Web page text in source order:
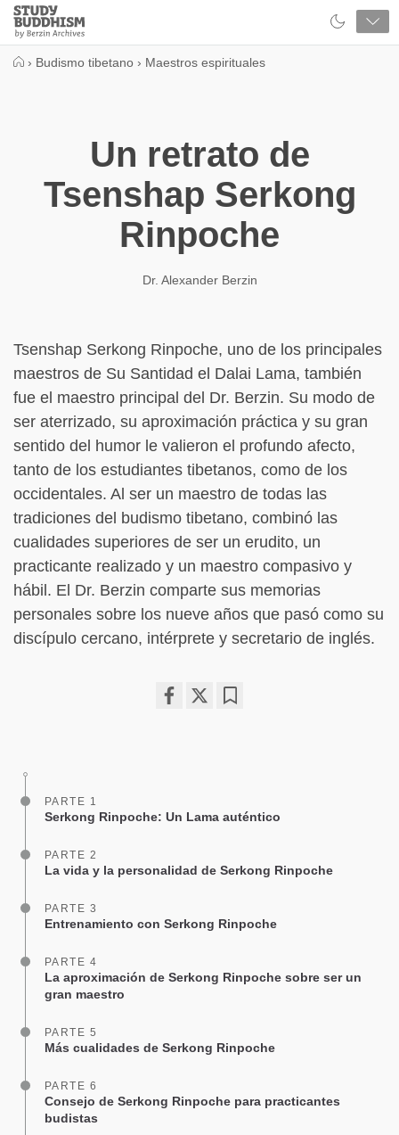
Close
Study
Buddhism
› Budismo tibetano › Maestros espirituales
Un retrato de
Tsenshap Serkong
Rinpoche
Dr. Alexander Berzin
Tsenshap Serkong Rinpoche, uno de los principales
maestros de Su Santidad el Dalai Lama, también
fue el maestro principal del Dr. Berzin. Su modo de
ser aterrizado, su aproximación práctica y su gran
sentido del humor le valieron el profundo afecto,
tanto de los estudiantes tibetanos, como de los
occidentales. Al ser un maestro de todas las
tradiciones del budismo tibetano, combinó las
cualidades superiores de ser un erudito, un
practicante realizado y un maestro compasivo y
hábil. El Dr. Berzin comparte sus memorias
personales sobre los nueve años que pasó como su
discípulo cercano, intérprete y secretario de inglés.
PARTE 1
Serkong Rinpoche: Un Lama auténtico
PARTE 2
La vida y la personalidad de Serkong Rinpoche
PARTE 3
Entrenamiento con Serkong Rinpoche
PARTE 4
La aproximación de Serkong Rinpoche sobre ser un
gran maestro
PARTE 5
Más cualidades de Serkong Rinpoche
PARTE 6
Consejo de Serkong Rinpoche para practicantes
budistas